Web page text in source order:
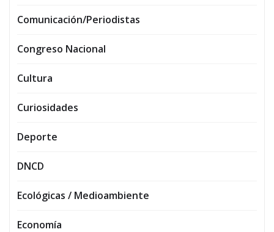
Comunicación/Periodistas
Congreso Nacional
Cultura
Curiosidades
Deporte
DNCD
Ecológicas / Medioambiente
Economía